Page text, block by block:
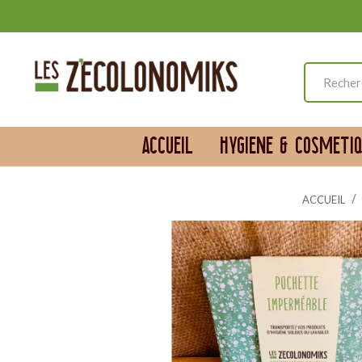
ACCUEIL HYGIENE &
ACCUEIL